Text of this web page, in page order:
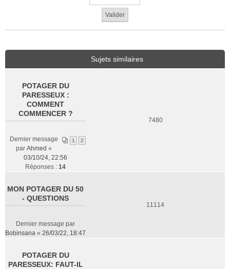
Sujets similaires
POTAGER DU
PARESSEUX :
COMMENT
COMMENCER ?
1 2
Dernier message
par Ahmed «
03/10/24, 22:56
Réponses : 14
7480
MON POTAGER DU 50
- QUESTIONS
Dernier message par
Bobinsana « 26/03/22, 18:47
11114
POTAGER DU
PARESSEUX: FAUT-IL